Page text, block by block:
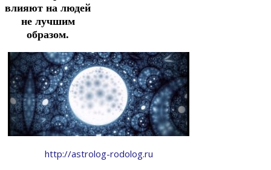
влияют на людей
не лучшим
образом.
http://astrolog-rodolog.ru